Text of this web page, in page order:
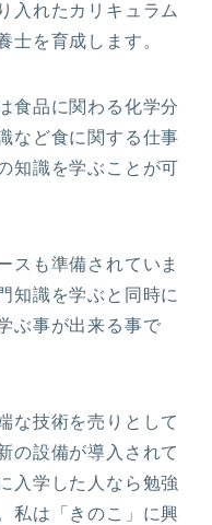
入れたカリキュラム
士を育成します。
食品に関わる化学分
など食に関する仕事
知識を学ぶことが可
スも準備されていま
知識を学ぶと同時に
ぶ事が出来る事で
な技術を売りとして
の設備が導入されて
入学した人なら勉強
私は「きのこ」に興